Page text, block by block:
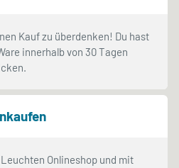
Kauf zu überdenken! Du hast
innerhalb von 30 Tagen
Onlineshop und mit